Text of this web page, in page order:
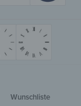
Wunschliste